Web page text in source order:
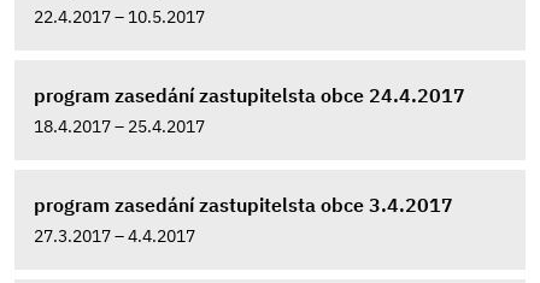
22.4.2017 – 10.5.2017
program zasedání zastupitelsta obce 24.4.2017
18.4.2017 – 25.4.2017
program zasedání zastupitelsta obce 3.4.2017
27.3.2017 – 4.4.2017